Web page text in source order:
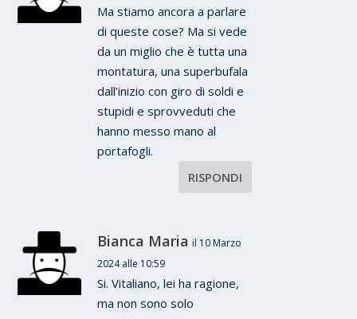
Ma stiamo ancora a parlare
di queste cose? Ma si vede
da un miglio che è tutta una
montatura, una superbufala
dall’inizio con giro di soldi e
stupidi e sprovveduti che
hanno messo mano al
portafogli.
RISPONDI
Bianca Maria il 10 Marzo
2024 alle 10:59
Si. Vitaliano, lei ha ragione,
ma non sono solo